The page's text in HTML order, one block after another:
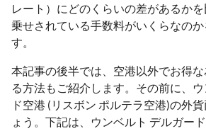
レート）にどのくらいの差があるか
乗せされている手数料がいくらなの
す。
本記事の後半では、空港以外でお得
る方法もご紹介します。その前に、
ド空港 (リスボン ポルテラ空港)の外
ょう。下記は、ウンベルト デルガー